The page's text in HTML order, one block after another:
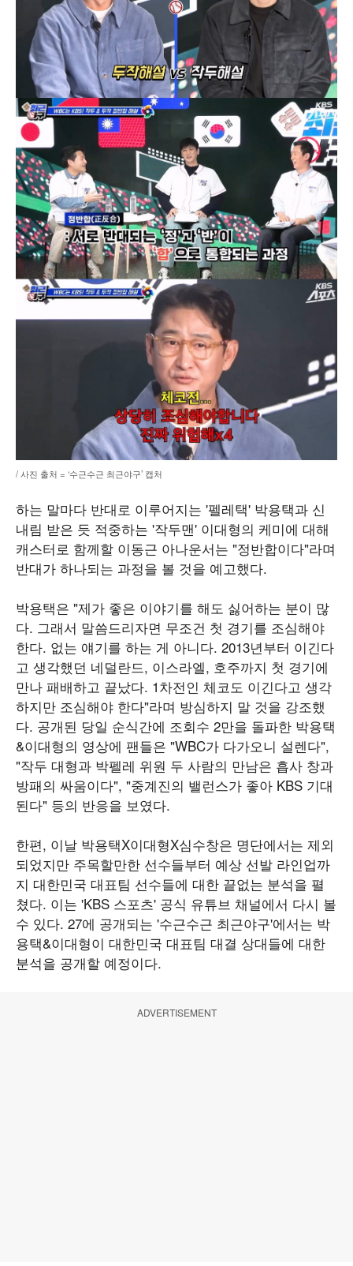
/ 사진 출처 = ‘수근수근 최근야구’ 캡처
하는 말마다 반대로 이루어지는 '펠레택' 박용택과 신
내림 받은 듯 적중하는 '작두맨' 이대형의 케미에 대해
캐스터로 함께할 이동근 아나운서는 "정반합이다"라며
반대가 하나되는 과정을 볼 것을 예고했다.
박용택은 "제가 좋은 이야기를 해도 싫어하는 분이 많
다. 그래서 말씀드리자면 무조건 첫 경기를 조심해야
한다. 없는 얘기를 하는 게 아니다. 2013년부터 이긴다
고 생각했던 네덜란드, 이스라엘, 호주까지 첫 경기에
만나 패배하고 끝났다. 1차전인 체코도 이긴다고 생각
하지만 조심해야 한다"라며 방심하지 말 것을 강조했
다. 공개된 당일 순식간에 조회수 2만을 돌파한 박용택
&이대형의 영상에 팬들은 "WBC가 다가오니 설렌다",
"작두 대형과 박펠레 위원 두 사람의 만남은 흡사 창과
방패의 싸움이다", "중계진의 밸런스가 좋아 KBS 기대
된다" 등의 반응을 보였다.
한편, 이날 박용택X이대형X심수창은 명단에서는 제외
되었지만 주목할만한 선수들부터 예상 선발 라인업까
지 대한민국 대표팀 선수들에 대한 끝없는 분석을 펼
쳤다. 이는 'KBS 스포츠' 공식 유튜브 채널에서 다시 볼
수 있다. 27에 공개되는 '수근수근 최근야구'에서는 박
용택&이대형이 대한민국 대표팀 대결 상대들에 대한
분석을 공개할 예정이다.
ADVERTISEMENT